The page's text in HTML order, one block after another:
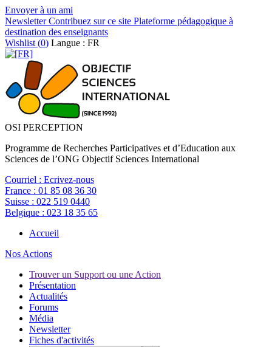
Envoyer à un ami
NewsletterContribuez sur ce site Plateforme pédagogique à
destination des enseignants
Wishlist (0) Langue : FR
OSI PERCEPTION
Programme de Recherches Participatives et d’Education aux
Sciences de l’ONG Objectif Sciences International
Courriel : Ecrivez-nous
France : 01 85 08 36 30
Suisse : 022 519 0440
Belgique : 023 18 35 65
Accueil
Nos Actions
Trouver un Support ou une Action
Présentation
Actualités
Forums
Média
Newsletter
Fiches d'activités